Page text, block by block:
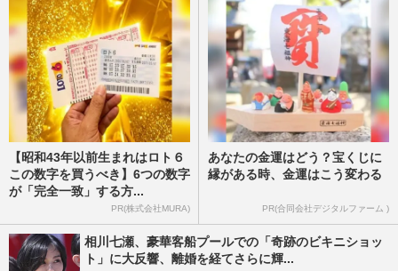
【昭和43年以前生まれはロト６
この数字を買うべき】6つの数字
が「完全一致」する方...
PR(株式会社MURA)
あなたの金運はどう？宝くじに
縁がある時、金運はこう変わる
PR(合同会社デジタルファーム )
相川七瀬、豪華客船プールでの「奇跡のビキニショッ
ト」に大反響、離婚を経てさらに輝...